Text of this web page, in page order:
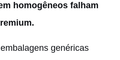
homogêneos falham
genéricas